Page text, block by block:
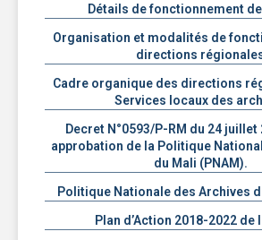
Détails de fonctionnement de
Organisation et modalités de
directions
Cadre organique des directions
Services locaux des
Decret N°0593/P-RM du 24
approbation de la Politique
du Mali (PNAM).
Politique Nationale des Archives
Plan d’Action 2018-2022 de